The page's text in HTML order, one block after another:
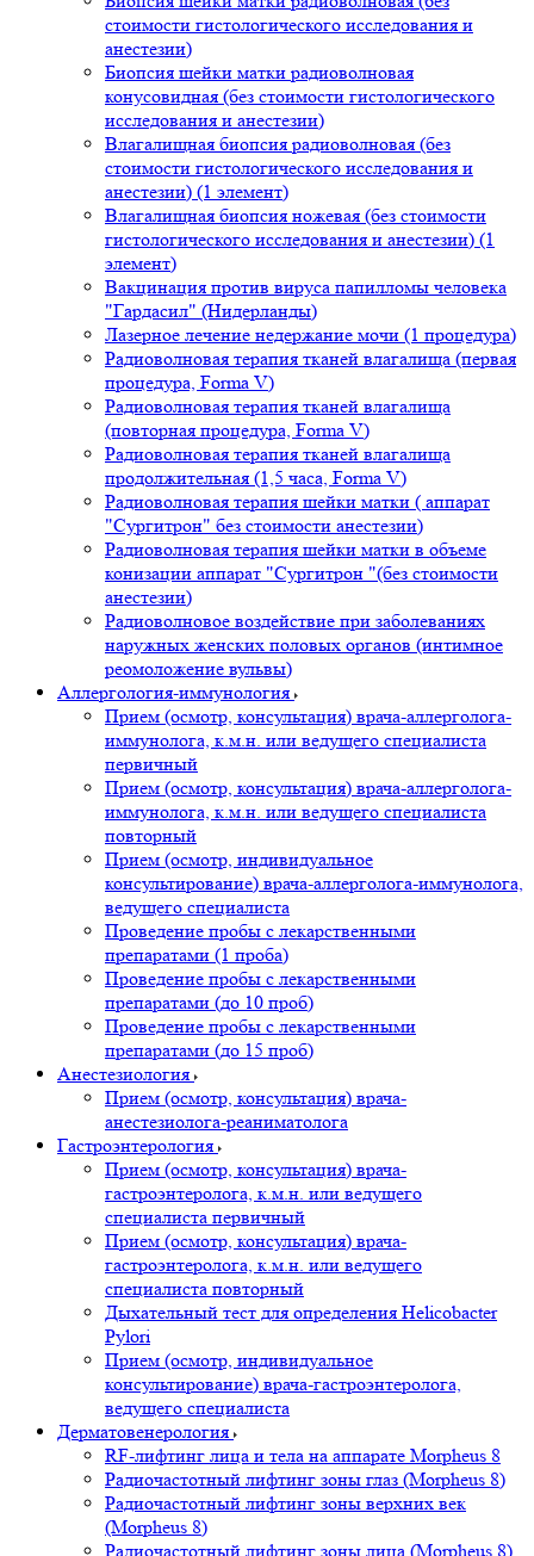
стоимости гистологического исследования и
анестезии)
Биопсия шейки матки радиоволновая
конусовидная (без стоимости гистологического
исследования и анестезии)
Влагалищная биопсия радиоволновая (без
стоимости гистологического исследования и
анестезии) (1 элемент)
Влагалищная биопсия ножевая (без стоимости
гистологического исследования и анестезии) (1
элемент)
Вакцинация против вируса папилломы человека
"Гардасил" (Нидерланды)
Лазерное лечение недержание мочи (1 процедура)
Радиоволновая терапия тканей влагалища (первая
процедура, Forma V)
Радиоволновая терапия тканей влагалища
(повторная процедура, Forma V)
Радиоволновая терапия тканей влагалища
продолжительная (1,5 часа, Forma V)
Радиоволновая терапия шейки матки ( аппарат
"Сургитрон" без стоимости анестезии)
Радиоволновая терапия шейки матки в объеме
конизации аппарат "Сургитрон "(без стоимости
анестезии)
Радиоволновое воздействие при заболеваниях
наружных женских половых органов (интимное
реомоложение вульвы)
Аллергология-иммунология
Прием (осмотр, консультация) врача-аллерголога-
иммунолога, к.м.н. или ведущего специалиста
первичный
Прием (осмотр, консультация) врача-аллерголога-
иммунолога, к.м.н. или ведущего специалиста
повторный
Прием (осмотр, индивидуальное
консультирование) врача-аллерголога-иммунолога,
ведущего специалиста
Проведение пробы с лекарственными
препаратами (1 проба)
Проведение пробы с лекарственными
препаратами (до 10 проб)
Проведение пробы с лекарственными
препаратами (до 15 проб)
Анестезиология
Прием (осмотр, консультация) врача-
анестезиолога-реаниматолога
Гастроэнтерология
Прием (осмотр, консультация) врача-
гастроэнтеролога, к.м.н. или ведущего
специалиста первичный
Прием (осмотр, консультация) врача-
гастроэнтеролога, к.м.н. или ведущего
специалиста повторный
Дыхательный тест для определения Helicobacter
Pylori
Прием (осмотр, индивидуальное
консультирование) врача-гастроэнтеролога,
ведущего специалиста
Дерматовенерология
RF-лифтинг лица и тела на аппарате Morpheus 8
Радиочастотный лифтинг зоны глаз (Morpheus 8)
Радиочастотный лифтинг зоны верхних век
(Morpheus 8)
Радиочастотный лифтинг зоны лица (Morpheus 8)